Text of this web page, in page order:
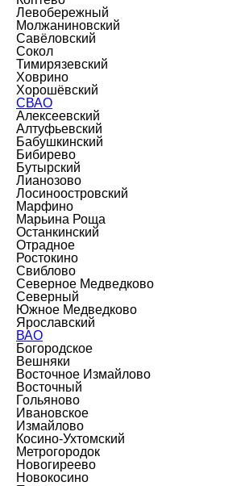
Левобережный
Молжаниновский
Савёловский
Сокол
Тимирязевский
Ховрино
Хорошёвский
СВАО
Алексеевский
Алтуфьевский
Бабушкинский
Бибирево
Бутырский
Лианозово
Лосиноостровский
Марфино
Марьина Роща
Останкинский
Отрадное
Ростокино
Свиблово
Северное Медведково
Северный
Южное Медведково
Ярославский
ВАО
Богородское
Вешняки
Восточное Измайлово
Восточный
Гольяново
Ивановское
Измайлово
Косино-Ухтомский
Метрогородок
Новогиреево
Новокосино